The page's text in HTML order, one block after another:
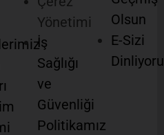
Yönetimi
İş
Sağlığı
ve
Güvenliği
Politikamız
Olsun
E-Sizi